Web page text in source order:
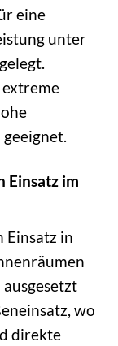
eine
unter
Einsatz im
Einsatz in
wo
direkte